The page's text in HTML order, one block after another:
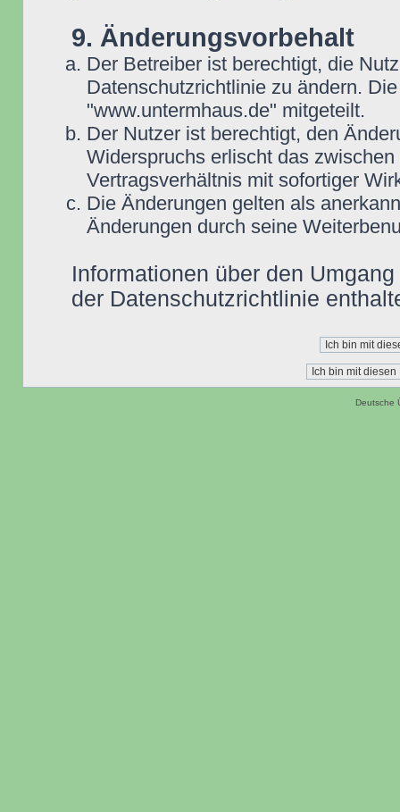
9. Änderungsvorbehalt
Der Betreiber ist berechtigt, die
Datenschutzrichtlinie zu ändern.
"www.untermhaus.de" mitgeteilt.
Der Nutzer ist berechtigt, den
Widerspruchs erlischt das
Vertragsverhältnis mit sofortiger
Die Änderungen gelten als
Änderungen durch seine
Informationen über den
der Datenschutzrichtlinie
Deutsche